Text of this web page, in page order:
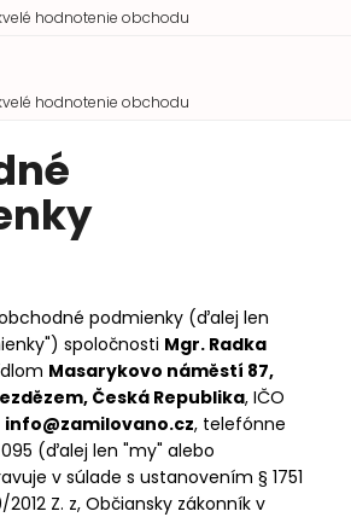
hodnotenie obchoduHľadať
hodnotenie obchodu
podmienky (ďalej len
spoločnosti Mgr. Radka
Masarykovo náměstí 87,
Česká Republika, IČO
info@zamilovano.cz, telefónne
095 (ďalej len "my" alebo
v súlade s ustanovením § 1751
2012 Z. z, Občiansky zákonník v